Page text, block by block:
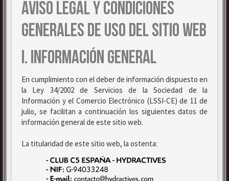
AVISO LEGAL Y CONDICIONES
GENERALES DE USO DEL SITIO WEB
I. INFORMACIÓN GENERAL
En cumplimiento con el deber de información dispuesto en
la Ley 34/2002 de Servicios de la Sociedad de la
Información y el Comercio Electrónico (LSSI-CE) de 11 de
julio, se facilitan a continuación los siguientes datos de
información general de este sitio web.
La titularidad de este sitio web, la ostenta: